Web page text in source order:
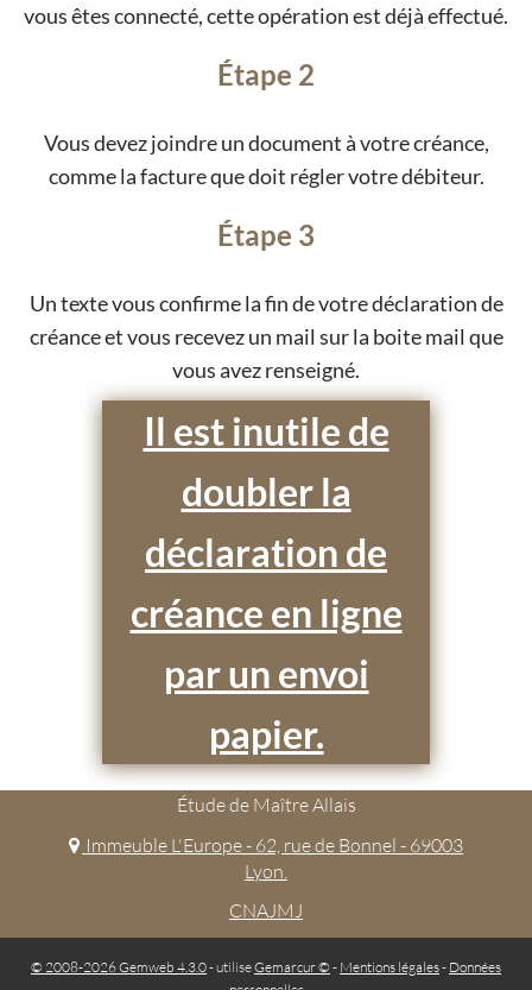
vous êtes connecté, cette opération est déjà effectué.
Étape 2
Vous devez joindre un document à votre créance,
comme la facture que doit régler votre débiteur.
Étape 3
Un texte vous confirme la fin de votre déclaration de
créance et vous recevez un mail sur la boite mail que
vous avez renseigné.
Il est inutile de
doubler la
déclaration de
créance en ligne
par un envoi
papier.
Étude de Maître Allais
Immeuble L'Europe - 62, rue de Bonnel - 69003
Lyon.
CNAJMJ
© 2008-2026 Gemweb 4.3.0- utiliseGemarcur © - Mentions légales- Données